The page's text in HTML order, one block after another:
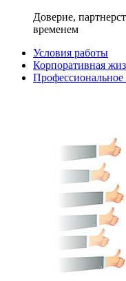
Доверие,
временем
Условия работы
Корпоративная
Профессиональное